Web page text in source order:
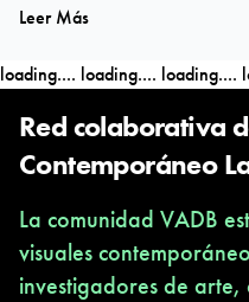
RECONOCIMIENTOS [PAAL]
La persona ganadora de la
realizará una residencia
una exposición individual,
colectiva del programa.
Leer Más
loading.... loading.... loading....
Red colaborativa
Contemporáneo
La comunidad VADB
visuales
investigadores de arte,